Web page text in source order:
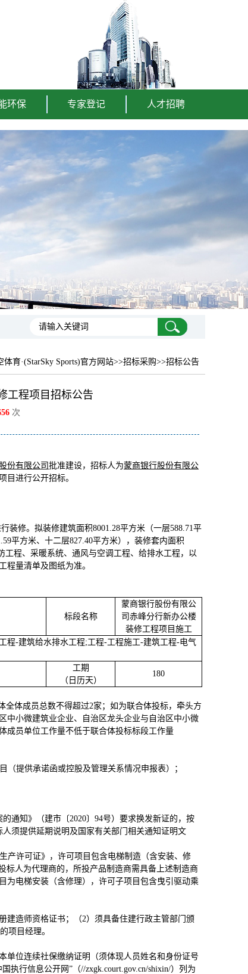
环保 专家登记 人才招聘
体育·(StarSky Sports)官方网站>>招标采购>>招标公告
工程项目招标公告
次
份有限公司 批准建设，招标人为蒙商银行股份有限公
目进行公开招标。
装修。拟装修建筑面积8001.28平方米（一层588.71平
平方米、十二层827.40平方米），装修套内面积
程、采暖系统、通风与空调工程、给排水工程，以
程量清单及图纸为准。
标段名称
蒙商银行股份有限公
司赤峰分行新办公楼
装修工程项目 施工
程-建筑给水排水工程;工程-工程施工-建筑工程-电气
工期
（日历天）
180
体成员总数不得超过2家；如为联合体投标，牵头方
中小微建筑业企业、自治区龙头企业与自治区中小微
成员单位工作量不低于联合体投标标段工作量
提供承诺函或控股及管理关系情况申报表）；
通知》（建市〔2020〕94号）要求换发新证的，按
须提供延期说明及国家有关部门相关通知证明文
产许可证》，许可项目包含电梯制造（含安装、修
标人为代理商的，所投产品制造商需具备上述制造商
为电梯安装（含修理），许可子项目包含曳引驱动乘
建造师资格证书；（2）须具备住建行政主管部门颁
项目经理。
位连续社保缴纳证明（须体现人员姓名和身份证号
行信息公开网”（//zxgk.court.gov.cn/shixin/）列为